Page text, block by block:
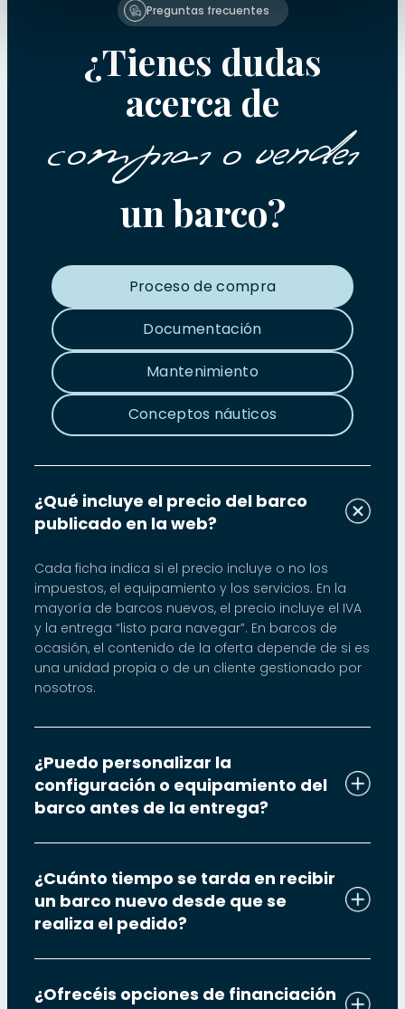
Preguntas frecuentes
¿Tienes dudas
acerca de
comprar o vender
un barco?
Proceso de compra
Documentación
Mantenimiento
Conceptos náuticos
¿Qué incluye el precio del barco
publicado en la web?
Cada ficha indica si el precio incluye o no los
impuestos, el equipamiento y los servicios. En la
mayoría de barcos nuevos, el precio incluye el IVA
y la entrega “listo para navegar”. En barcos de
ocasión, el contenido de la oferta depende de si es
una unidad propia o de un cliente gestionado por
nosotros.
¿Puedo personalizar la
configuración o equipamiento del
barco antes de la entrega?
¿Cuánto tiempo se tarda en recibir
un barco nuevo desde que se
realiza el pedido?
¿Ofrecéis opciones de financiación